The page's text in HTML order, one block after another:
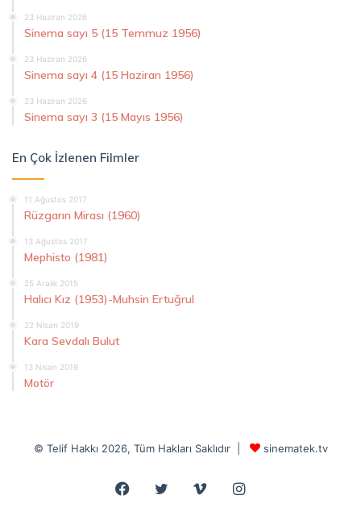
23 Haziran 2026
Sinema sayı 5 (15 Temmuz 1956)
23 Haziran 2026
Sinema sayı 4 (15 Haziran 1956)
23 Haziran 2026
Sinema sayı 3 (15 Mayıs 1956)
En Çok İzlenen Filmler
11 Ağustos 2017
Rüzgarın Mirası (1960)
13 Ağustos 2017
Mephisto (1981)
25 Aralık 2015
Halıcı Kız (1953)-Muhsin Ertuğrul
22 Nisan 2019
Kara Sevdalı Bulut
13 Nisan 2019
Motör
© Telif Hakkı 2026, Tüm Hakları Saklıdır | sinematek.tv
Facebook
Twitter VimeoInstagram